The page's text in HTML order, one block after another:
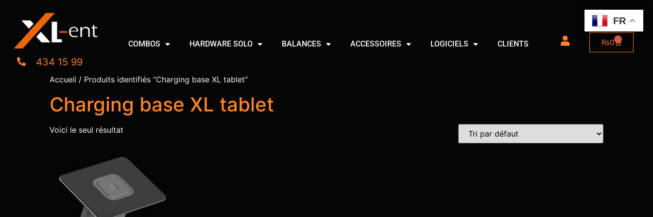
434 15 99
COMBOS HARDWARE SOLO BALANCES ACCESSOIRES LOGICIELS CLIENTS ₨0 0
Accueil / Produits identifiés “Charging base XL tablet”
Charging base XL tablet
Voici le seul résultat
FR